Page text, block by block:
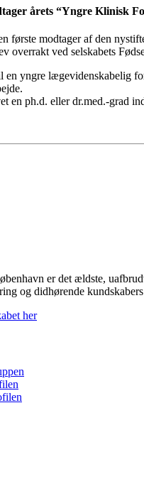
årets “Yngre Klinisk
første modtager af den
overrakt ved selskabets
en yngre lægevidenskabelig
en ph.d. eller dr.med.-grad
er det ældste,
og didhørende
her